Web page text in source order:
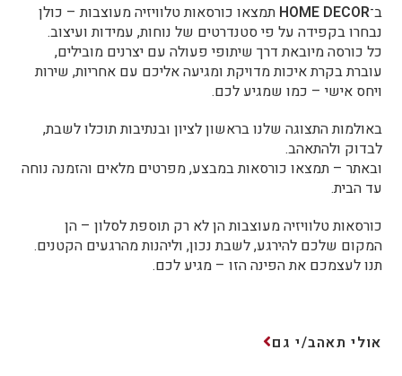
ב־HOME DECOR תמצאו כורסאות טלוויזיה מעוצבות – כולן
נבחרו בקפידה על פי סטנדרטים של נוחות, עמידות ועיצוב.
כל כורסה מיובאת דרך שיתופי פעולה עם יצרנים מובילים,
עוברת בקרת איכות מדויקת ומגיעה אליכם עם אחריות, שירות
ויחס אישי – כמו שמגיע לכם.
באולמות התצוגה שלנו בראשון לציון ובנתיבות תוכלו לשבת,
לבדוק ולהתאהב.
ובאתר – תמצאו כורסאות במבצע, מפרטים מלאים והזמנה נוחה
עד הבית.
כורסאות טלוויזיה מעוצבות הן לא רק תוספת לסלון – הן
המקום שלכם להירגע, לשבת נכון, וליהנות מהרגעים הקטנים.
תנו לעצמכם את הפינה הזו – מגיע לכם.
אולי תאהב/י גם